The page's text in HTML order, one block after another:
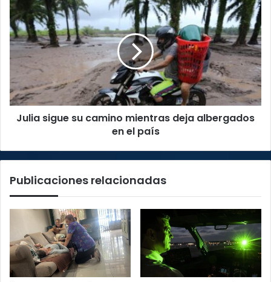
Julia
sigue
su
camino
deja
albergados
en
el
país
Julia sigue su camino mientras deja albergados
en el país
Publicaciones relacionadas